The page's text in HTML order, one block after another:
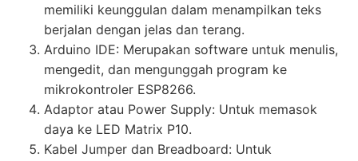
memiliki keunggulan dalam menampilkan teks
berjalan dengan jelas dan terang.
Arduino IDE: Merupakan software untuk menulis,
mengedit, dan mengunggah program ke
mikrokontroler ESP8266.
Adaptor atau Power Supply: Untuk memasok
daya ke LED Matrix P10.
Kabel Jumper dan Breadboard: Untuk